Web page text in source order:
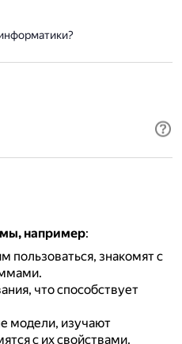
например:
пользоваться, знакомят с
что способствует
модели, изучают
с их свойствами.